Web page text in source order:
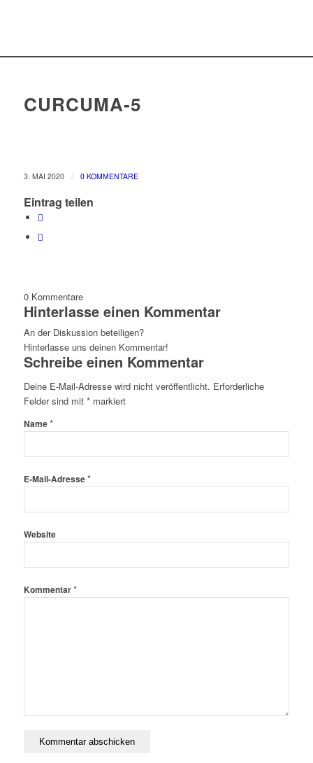
CURCUMA-5
3. MAI 2020 / 0 KOMMENTARE
Eintrag teilen
0 Kommentare
Hinterlasse einen Kommentar
An der Diskussion beteiligen?
Hinterlasse uns deinen Kommentar!
Schreibe einen Kommentar
Deine E-Mail-Adresse wird nicht veröffentlicht. Erforderliche
Felder sind mit *markiert
Name*
E-Mail-Adresse*
Website
Kommentar*